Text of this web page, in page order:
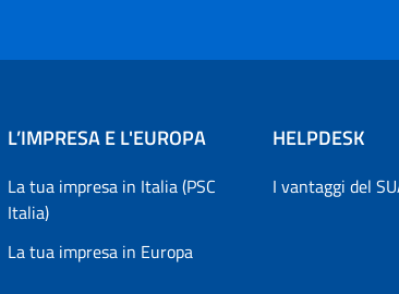
L’IMPRESA E L'EUROPA
La tua impresa in Italia (PSC
Italia)
La tua impresa in Europa
HELPDESK
I vantaggi del